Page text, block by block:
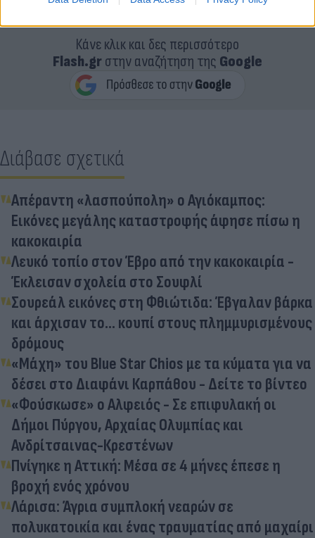
Κάνε κλικ και δες περισσότερο
Flash.grστην αναζήτηση της Google
Διάβασε σχετικά
Απέραντη «λασπούπολη» ο Αγιόκαμπος:
Εικόνες μεγάλης καταστροφής άφησε πίσω η
κακοκαιρία
Λευκό τοπίο στον Έβρο από την κακοκαιρία -
Έκλεισαν σχολεία στο Σουφλί
Σουρεάλ εικόνες στη Φθιώτιδα: Έβγαλαν βάρκα
και άρχισαν το... κουπί στους πλημμυρισμένους
δρόμους
«Μάχη» του Blue Star Chios με τα κύματα για να
δέσει στο Διαφάνι Καρπάθου - Δείτε το βίντεο
«Φούσκωσε» ο Αλφειός - Σε επιφυλακή οι
Δήμοι Πύργου, Αρχαίας Ολυμπίας και
Ανδρίτσαινας-Κρεστένων
Πνίγηκε η Αττική: Μέσα σε 4 μήνες έπεσε η
βροχή ενός χρόνου
Λάρισα: Άγρια συμπλοκή νεαρών σε
πολυκατοικία και ένας τραυματίας από μαχαίρι